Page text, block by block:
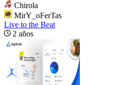
Chirola
MirY_oFerTas
Live to the Beat
2 años